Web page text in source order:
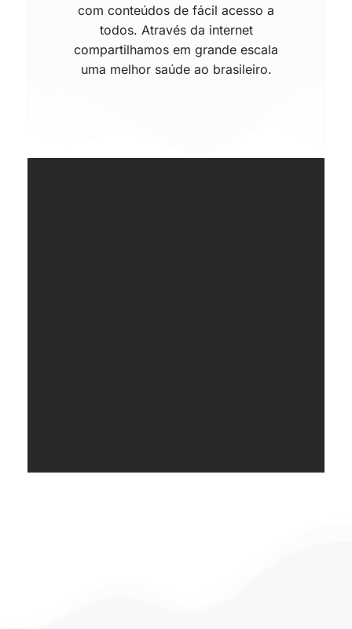
com conteúdos de fácil acesso a
todos. Através da internet
compartilhamos em grande escala
uma melhor saúde ao brasileiro.